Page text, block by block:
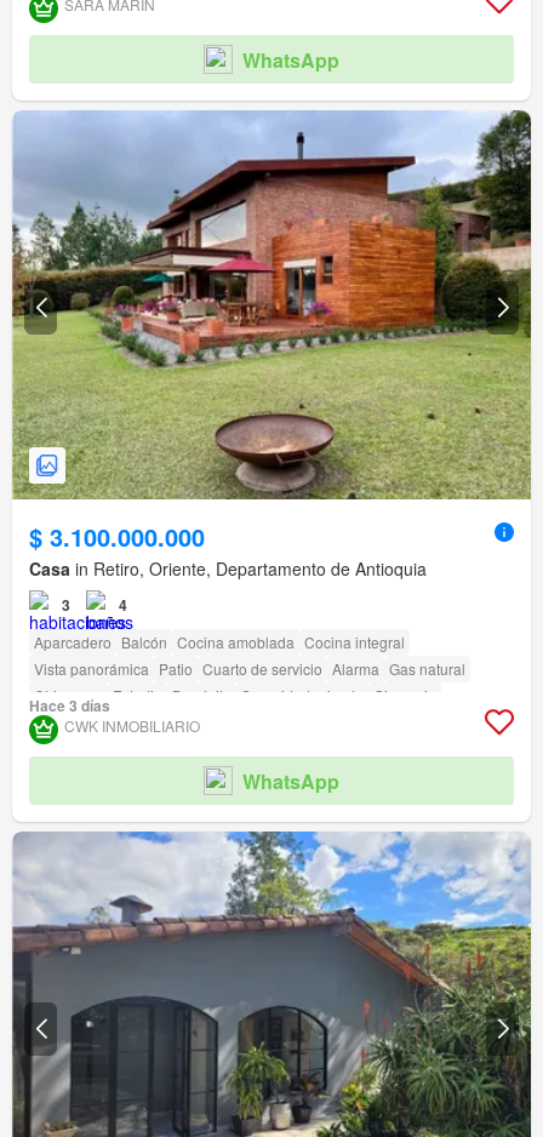
SARA MARÍN
WhatsApp
$ 3.100.000.000
Casa in Retiro, Oriente, Departamento de Antioquia
3 4
Aparcadero Balcón Cocina amoblada Cocina integral
Vista panorámica Patio Cuarto de servicio Alarma Gas natural
Chimenea
Estudio Depósito Seguridad privada
Gimnasio
Área infantil Jardín Barbecue
Hace 3 días
CWK INMOBILIARIO
WhatsApp